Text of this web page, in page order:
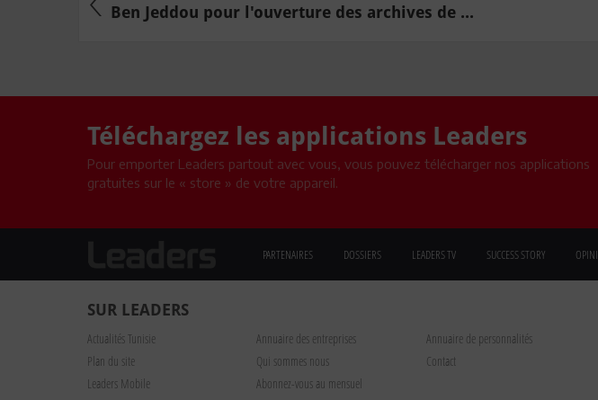
Ben Jeddou pour l'ouverture des archives de ...
Téléchargez les applications Leaders
Pour emporter Leaders partout avec vous, vous pouvez télécharger nos applications
gratuites sur le « store » de votre appareil.
PARTENAIRES DOSSIERS LEADERS TV SUCCESS STORY
SUR LEADERS
Actualités Tunisie Annuaire des entreprises
Annuaire de personnalités
Plan du site
Qui sommes nous
Contact
Leaders Mobile
Abonnez-vous au mensuel